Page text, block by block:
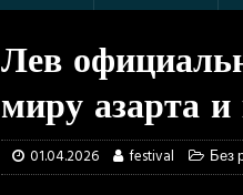
Лев
миру азарта
01.04.2026 festival Без